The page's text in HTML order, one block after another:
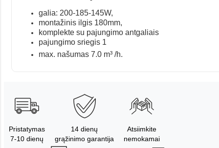
galia: 200-185-145W,
montažinis ilgis 180mm,
komplekte su pajungimo antgaliais
pajungimo sriegis 1
max. našumas 7.0 m³ /h.
Pristatymas
7-10 dienų
14 dienų
grąžinimo garantija
Atsiimkite
nemokamai